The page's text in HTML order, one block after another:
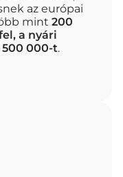
az európai
mint 200
a nyári
000-t.